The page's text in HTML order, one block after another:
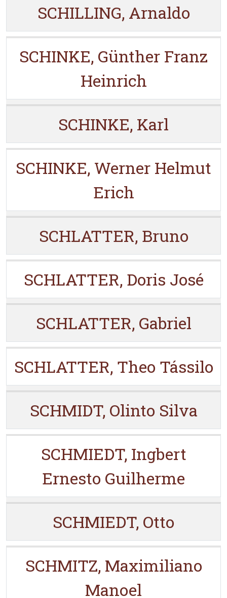
SCHILLING, Arnaldo
SCHINKE, Günther Franz
Heinrich
SCHINKE, Karl
SCHINKE, Werner Helmut
Erich
SCHLATTER, Bruno
SCHLATTER, Doris José
SCHLATTER, Gabriel
SCHLATTER, Theo Tássilo
SCHMIDT, Olinto Silva
SCHMIEDT, Ingbert
Ernesto Guilherme
SCHMIEDT, Otto
SCHMITZ, Maximiliano
Manoel